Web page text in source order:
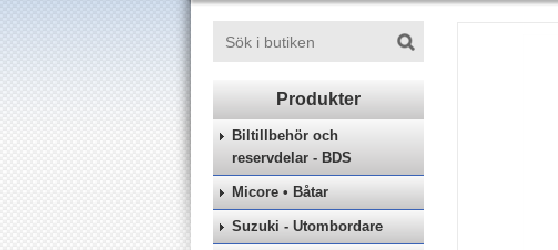
Biltillbehör och
reservdelar - BDS
Micore • Båtar
Suzuki - Utombordare